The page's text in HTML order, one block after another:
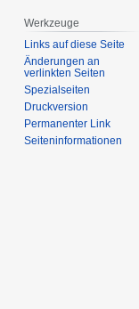
Werkzeuge
Links auf diese Seite
Änderungen an
verlinkten Seiten
Spezialseiten
Druckversion
Permanenter Link
Seiten­informationen